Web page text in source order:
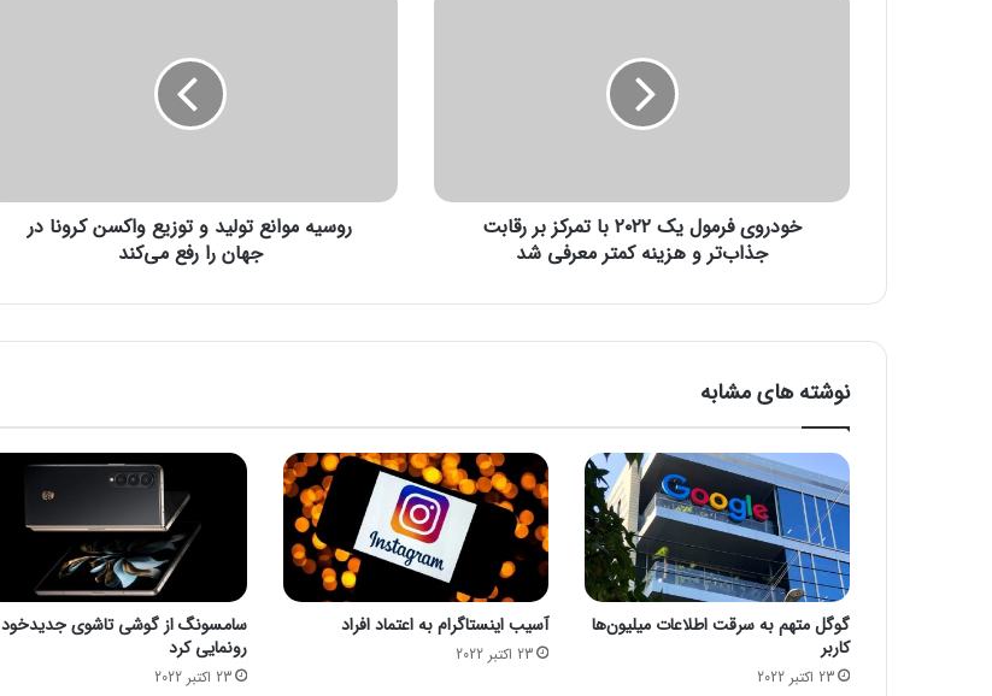
م
ک
۲
ب
ت
م
ک
ز
ر
ر
ق
خودروی فرمول یک ۲۰۲۲ با تمرکز بر رقابت
جذاب‌تر و هزینه کمتر معرفی شد
ن
ل
و
ز
ی
ع
و
ا
س
ن
روسیه موانع تولید و توزیع واکسن کرونا در
جهان را رفع می‌کند
نوشته های مشابه
گوگل متهم به سرقت اطلاعات میلیون‌ها
کاربر
23 اکتبر 2022
آسیب اینستاگرام به اعتماد افراد
23 اکتبر 2022
سامسونگ از گوشی تاشوی جدیدخود
رونمایی کرد
23 اکتبر 2022